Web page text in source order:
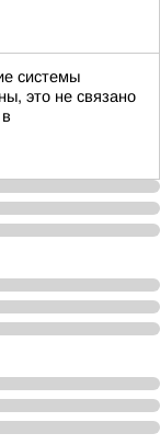
системы
это не связано